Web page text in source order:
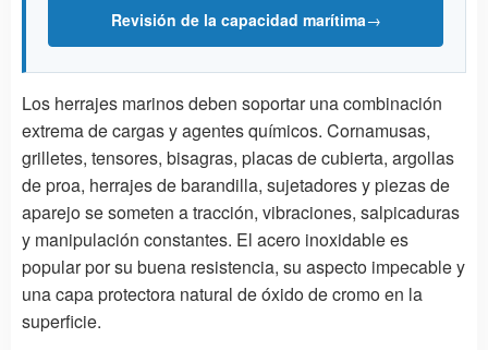
Revisión de la capacidad marítima→
Los herrajes marinos deben soportar una combinación
extrema de cargas y agentes químicos. Cornamusas,
grilletes, tensores, bisagras, placas de cubierta, argollas
de proa, herrajes de barandilla, sujetadores y piezas de
aparejo se someten a tracción, vibraciones, salpicaduras
y manipulación constantes. El acero inoxidable es
popular por su buena resistencia, su aspecto impecable y
una capa protectora natural de óxido de cromo en la
superficie.